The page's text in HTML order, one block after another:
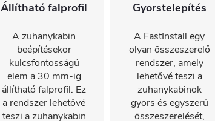
Állítható falprofil
A zuhanykabin
beépítésekor
kulcsfontosságú
elem a 30 mm-ig
állítható falprofil. Ez
a rendszer lehetővé
teszi a zuhanykabin
Gyorstelepítés
A FastInstall egy
olyan összeszerelő
rendszer, amely
lehetővé teszi a
zuhanykabinok
gyors és egyszerű
összeszerelését,